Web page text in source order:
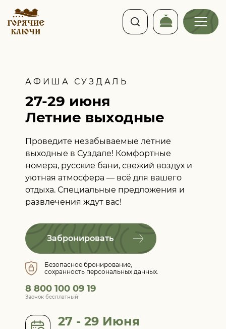
АФИША СУЗДАЛЬ
27-29 июня
Летние выходные
Проведите незабываемые летние
выходные в Суздале! Комфортные
номера, русские бани, свежий воздух и
уютная атмосфера — всё для вашего
отдыха. Специальные предложения и
развлечения ждут вас!
Забронировать
Безопасное бронирование,
сохранность персональных данных.
8 800 100 09 19
Звонок бесплатный
27 - 29 Июня